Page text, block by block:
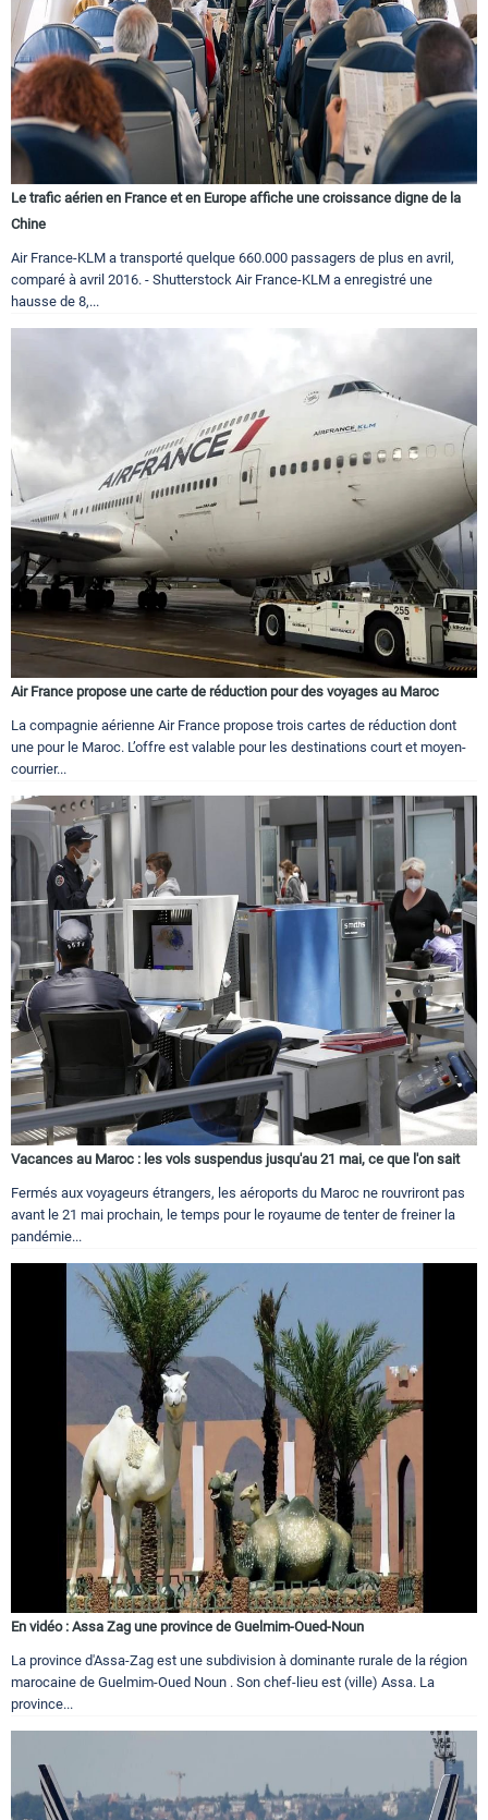
Le trafic aérien en France et en Europe affiche une croissance digne de la
Chine
Air France-KLM a transporté quelque 660.000 passagers de plus en avril,
comparé à avril 2016. - Shutterstock Air France-KLM a enregistré une
hausse de 8,...
Air France propose une carte de réduction pour des voyages au Maroc
La compagnie aérienne Air France propose trois cartes de réduction dont
une pour le Maroc. L’offre est valable pour les destinations court et moyen-
courrier...
Vacances au Maroc : les vols suspendus jusqu'au 21 mai, ce que l'on sait
Fermés aux voyageurs étrangers, les aéroports du Maroc ne rouvriront pas
avant le 21 mai prochain, le temps pour le royaume de tenter de freiner la
pandémie...
En vidéo : Assa Zag une province de Guelmim-Oued-Noun
La province d'Assa-Zag est une subdivision à dominante rurale de la région
marocaine de Guelmim-Oued Noun . Son chef-lieu est (ville) Assa. La
province...